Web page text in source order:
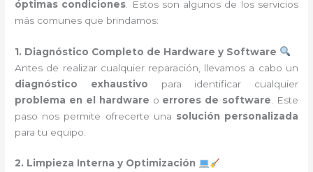
óptimas condiciones . Estos son algunos de los servicios
más comunes que brindamos:
1. Diagnóstico Completo de Hardware y Software
Antes de realizar cualquier reparación, llevamos a cabo un
diagnóstico exhaustivo para identificar cualquier
problema en el hardware o errores de software . Este
paso nos permite ofrecerte una solución personalizada
para tu equipo.
2. Limpieza Interna y Optimización